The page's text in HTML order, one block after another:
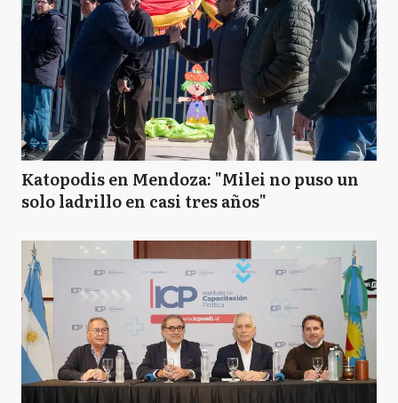
Katopodis en Mendoza: "Milei no puso un
solo ladrillo en casi tres años"